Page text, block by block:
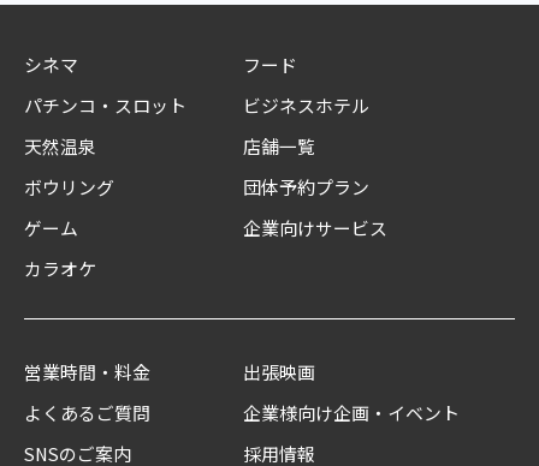
シネマ
パチンコ・スロット
天然温泉
ボウリング
ゲーム
カラオケ
フード
ビジネスホテル
店舗一覧
団体予約プラン
企業向けサービス
営業時間・料金
よくあるご質問
SNSのご案内
出張映画
企業様向け企画・イベント
採用情報